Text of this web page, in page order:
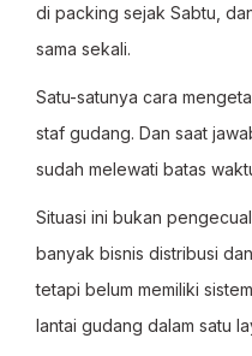
di packing sejak Sabtu,
sama sekali.
Satu-satunya cara
staf gudang. Dan saat
sudah melewati batas
Situasi ini bukan
banyak bisnis distribusi
tetapi belum memiliki
lantai gudang dalam satu